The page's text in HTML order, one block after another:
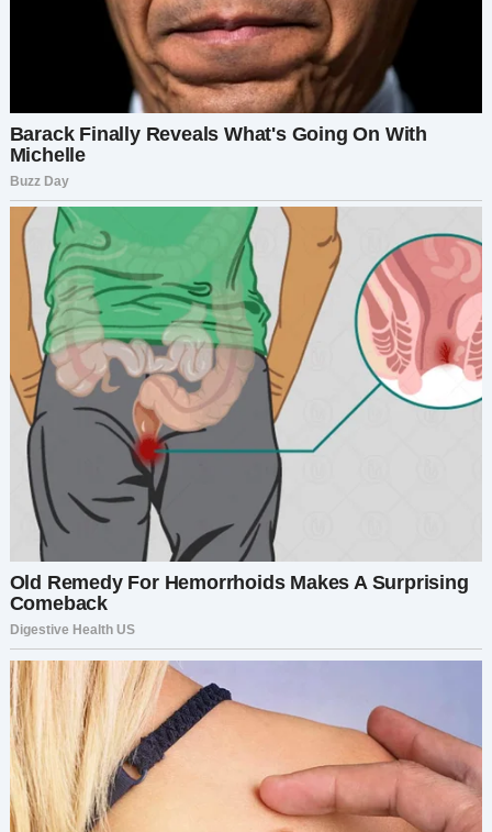
колени, и я ухватилась за алтарь, чтобы не
— Лёша, скажи, что это неправда, — умоляла я,
мой голос дрожал. — Скажи, что она врёт.
Молчание Лёши было невыносимым.
— Это не так просто, — пробормотал он, его
голос был пустым.
— Не так просто? — Марины голос был словно
лезвие. — Ты бросил больного ребёнка и
убитую горем жену. Яна умоляла тебя о помощи,
но ты отвернулся от неё и детей без тени
сомнения.
— Боже мой… Это невероятно, — прошептала я,
чувствуя, как свадебное платье стало словно
тяжёлым грузом. — Как вы нас нашли? Как вы
узнали о сегодняшнем дне?
Выражение Марины изменилось, в её глазах
появилось больше боли, чем гнева.
— Я живу в маленьком домике на конце
Серебряной Улицы в соседнем городе. Вчера
ко мне зашла соседка. Она работает на
организатора вашей свадьбы и показала мне
ваши фотографии помолвки в интернете. Она